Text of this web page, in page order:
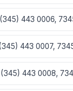
443 0006,
443 0007,
443 0008,